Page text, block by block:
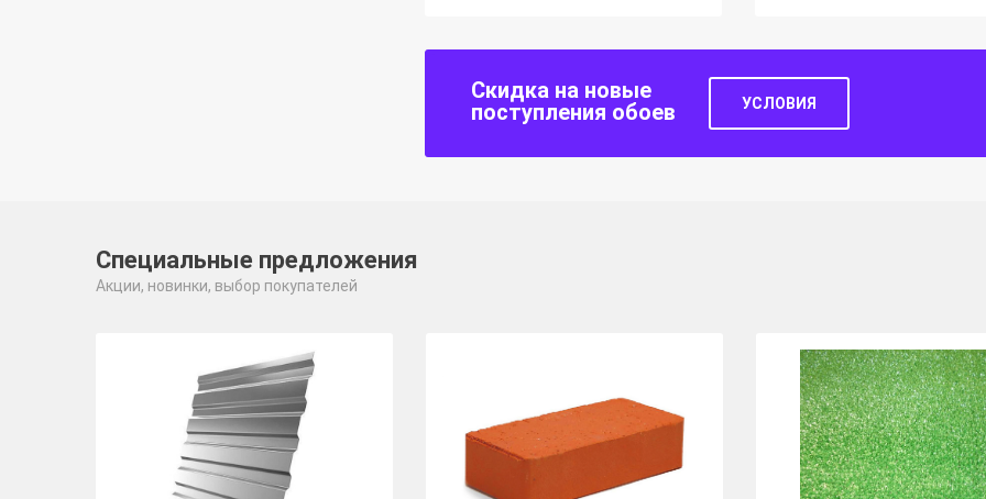
Скидка на новые
поступления обоев
УСЛОВИЯ
Специальные предложения
Акции, новинки, выбор покупателей